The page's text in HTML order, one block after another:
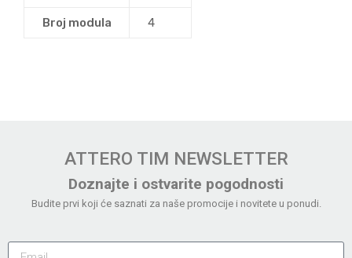
Broj modula 4
ATTERO TIM NEWSLETTER
Doznajte i ostvarite pogodnosti
Budite prvi koji će saznati za naše promocije i novitete u ponudi.